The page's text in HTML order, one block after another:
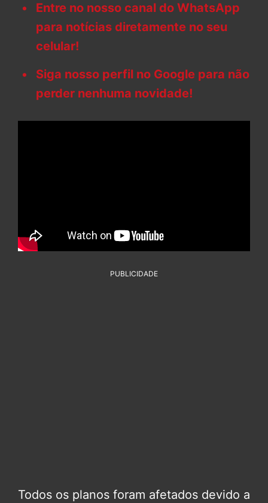
Entre no nosso canal do WhatsApp
para notícias diretamente no seu
celular!
Siga nosso perfil no Google para não
perder nenhuma novidade!
PUBLICIDADE
Todos os planos foram afetados devido a